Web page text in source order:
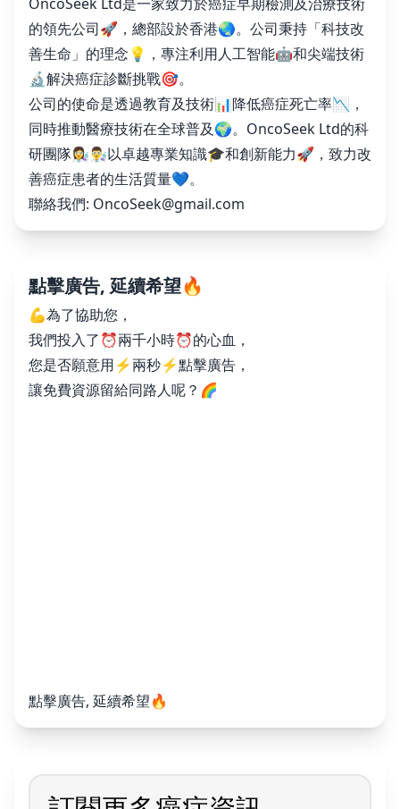
的領先公司🚀，總部設於香港🌏。公司秉持「科技改
善生命」的理念💡，專注利用人工智能🤖和尖端技術
🔬解決癌症診斷挑戰🎯。
公司的使命是透過教育及技術📊降低癌症死亡率📉，
同時推動醫療技術在全球普及🌍。OncoSeek Ltd的科
研團隊👩‍🔬👨‍🔬以卓越專業知識🎓和創新能力🚀，致力改
善癌症患者的生活質量💙。
聯絡我們: OncoSeek@gmail.com
點擊廣告, 延續希望🔥
💪為了協助您，
我們投入了⏰兩千小時⏰的心血，
您是否願意用⚡️兩秒⚡️點擊廣告，
讓免費資源留給同路人呢？🌈
點擊廣告, 延續希望🔥